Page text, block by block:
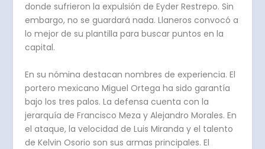
donde sufrieron la expulsión de Eyder Restrepo. Sin
embargo, no se guardará nada.Llaneros convocó a
lo mejor de su plantilla para buscar puntos en la
capital.
En su nómina destacan nombres de experiencia. El
portero mexicano Miguel Ortega ha sido garantía
bajo los tres palos. La defensa cuenta con la
jerarquía de Francisco Meza y Alejandro Morales. En
el ataque, la velocidad de Luis Miranda y el talento
de Kelvin Osorio son sus armas principales.El